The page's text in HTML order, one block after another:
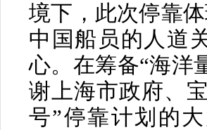
境下，此次停靠
中国船员的人道
心。在筹备“海洋
谢上海市政府、
号”停靠计划的